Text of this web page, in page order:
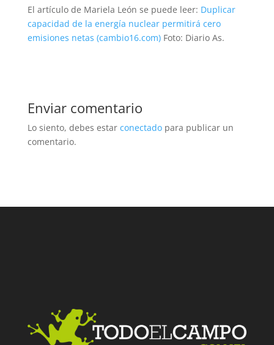
El artículo de Mariela León se puede leer: Duplicar
capacidad de la energía nuclear permitirá cero
emisiones netas (cambio16.com)Foto: Diario As.
Enviar comentario
Lo siento, debes estar conectadopara publicar un
comentario.
Facebook